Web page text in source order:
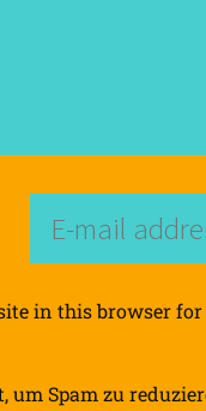
in this browser
um Spam zu